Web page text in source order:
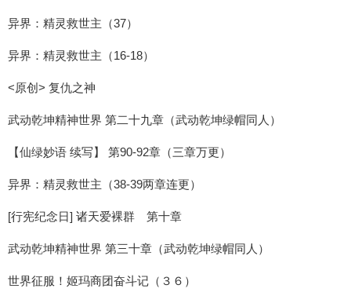
异界：精灵救世主（37）
异界：精灵救世主（16-18）
<原创> 复仇之神
武动乾坤精神世界 第二十九章（武动乾坤绿帽同人）
【仙绿妙语 续写】 第90-92章（三章万更）
异界：精灵救世主（38-39两章连更）
[行宪纪念日] 诸天爱裸群 第十章
武动乾坤精神世界 第三十章（武动乾坤绿帽同人）
世界征服！姬玛商团奋斗记（３６）